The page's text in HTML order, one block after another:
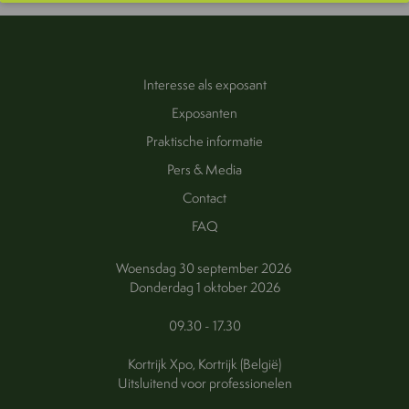
Interesse als exposant
Exposanten
Praktische informatie
Pers & Media
Contact
FAQ
Woensdag 30 september 2026
Donderdag 1 oktober 2026
09.30 - 17.30
Kortrijk Xpo, Kortrijk (België)
Uitsluitend voor professionelen